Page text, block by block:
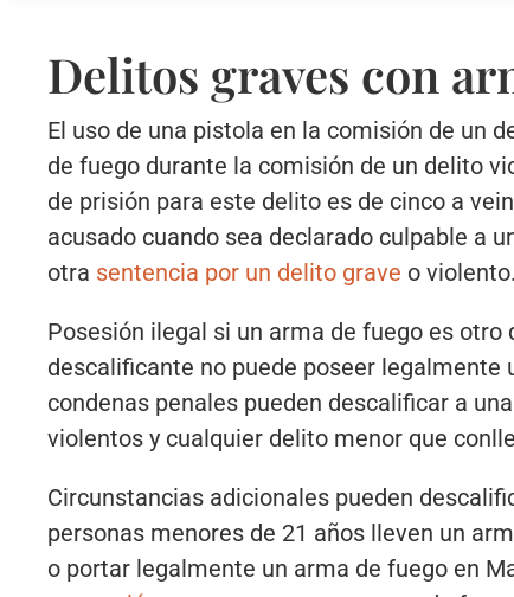
Delitos graves con
El uso de una pistola en la comisión de un
de fuego durante la comisión de un delito
de prisión para este delito es de cinco a
acusado cuando sea declarado culpable a
otra sentencia por un delito grave o violento.
Posesión ilegal si un arma de fuego es
descalificante no puede poseer legalmente
condenas penales pueden descalificar a
violentos y cualquier delito menor que
Circunstancias adicionales pueden
personas menores de 21 años lleven un
o portar legalmente un arma de fuego en